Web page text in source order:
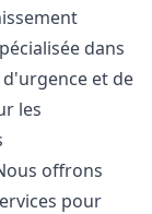
dans
et de
les
offrons
pour